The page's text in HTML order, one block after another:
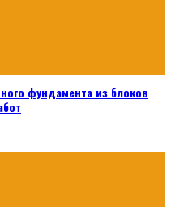
фундамента из блоков